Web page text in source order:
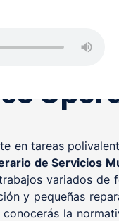
en tareas
de Servicios
variados de
y pequeñas
conocerás la